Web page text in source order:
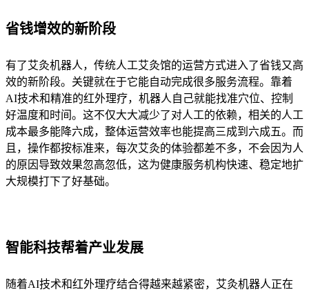
省钱增效的新阶段
有了艾灸机器人，传统人工艾灸馆的运营方式进入了省钱又高
效的新阶段。关键就在于它能自动完成很多服务流程。靠着
AI技术和精准的红外理疗，机器人自己就能找准穴位、控制
好温度和时间。这不仅大大减少了对人工的依赖，相关的人工
成本最多能降六成，整体运营效率也能提高三成到六成五。而
且，操作都按标准来，每次艾灸的体验都差不多，不会因为人
的原因导致效果忽高忽低，这为健康服务机构快速、稳定地扩
大规模打下了好基础。
智能科技帮着产业发展
随着AI技术和红外理疗结合得越来越紧密，艾灸机器人正在